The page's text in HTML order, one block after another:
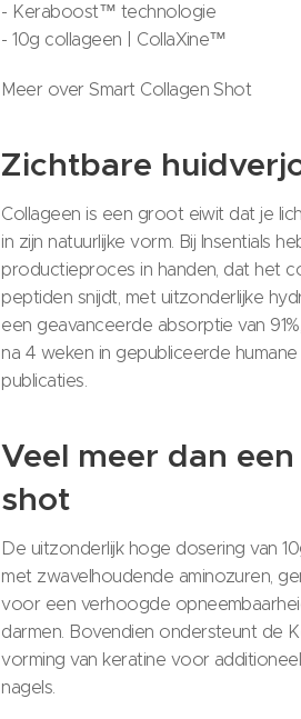
- Keraboost™ technologie
- 10g collageen | CollaXine™
Meer over Smart Collagen Shot
Zichtbare
Collageen is een groot eiwit dat je
in zijn natuurlijke vorm. Bij Insentials
productieproces in handen, dat het
peptiden snijdt, met uitzonderlijke
een geavanceerde absorptie van
na 4 weken in gepubliceerde
publicaties.
Veel meer dan
shot
De uitzonderlijk hoge dosering van
met zwavelhoudende aminozuren,
voor een verhoogde
darmen. Bovendien ondersteunt de
vorming van keratine voor
nagels.